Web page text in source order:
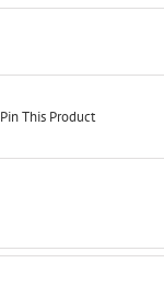
Pin This Product